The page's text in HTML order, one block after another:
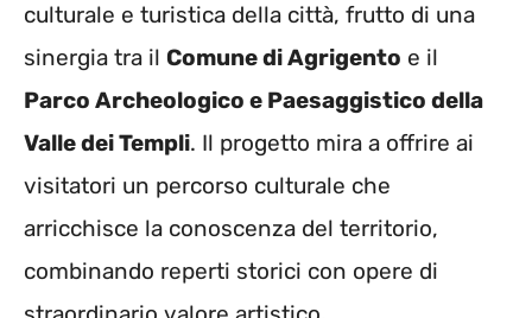
culturale e turistica della città, frutto di una
sinergia tra il Comune di Agrigento e il
Parco Archeologico e Paesaggistico della
Valle dei Templi. Il progetto mira a offrire ai
visitatori un percorso culturale che
arricchisce la conoscenza del territorio,
combinando reperti storici con opere di